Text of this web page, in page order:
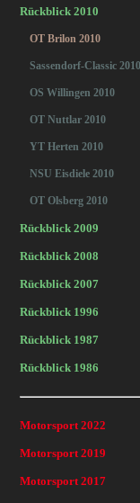
Rückblick 2010
OT Brilon 2010
Sassendorf-Classic 2010
OS Willingen 2010
OT Nuttlar 2010
YT Herten 2010
NSU Eisdiele 2010
OT Olsberg 2010
Rückblick 2009
Rückblick 2008
Rückblick 2007
Rückblick 1996
Rückblick 1987
Rückblick 1986
Motorsport 2022
Motorsport 2019
Motorsport 2017